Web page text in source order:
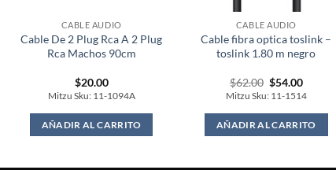
CABLE AUDIO
Cable De 2 Plug Rca A 2 Plug
Rca Machos 90cm
$20.00
Mitzu Sku: 11-1094A
AÑADIR AL CARRITO
CABLE AUDIO
Cable fibra optica toslink –
toslink 1.80 m negro
$62.00 Original
price
was:
$62.00.
$54.00Current
price
is:
$54.00.
Mitzu Sku: 11-1514
AÑADIR AL CARRITO